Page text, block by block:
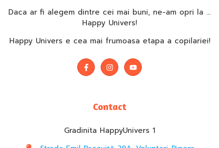
Daca ar fi alegem dintre cei mai buni, ne-am opri la …
Happy Univers!
Happy Univers e cea mai frumoasa etapa a copilariei!
Contact
Gradinita HappyUnivers 1